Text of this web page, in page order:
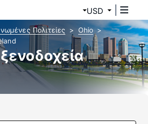
USD
Πολιτείες
Ohio